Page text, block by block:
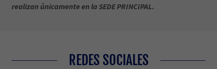
realizan únicamente en la SEDE PRINCIPAL.
REDES SOCIALES